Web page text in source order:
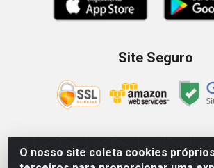
O nosso site coleta cookies
Site Seguro
Zein Importação e Comércio LTDA - Av.